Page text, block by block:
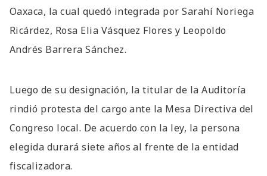
Oaxaca, la cual quedó integrada por Sarahí Noriega
Ricárdez, Rosa Elia Vásquez Flores y Leopoldo
Andrés Barrera Sánchez.
Luego de su designación, la titular de la Auditoría
rindió protesta del cargo ante la Mesa Directiva del
Congreso local. De acuerdo con la ley, la persona
elegida durará siete años al frente de la entidad
fiscalizadora.